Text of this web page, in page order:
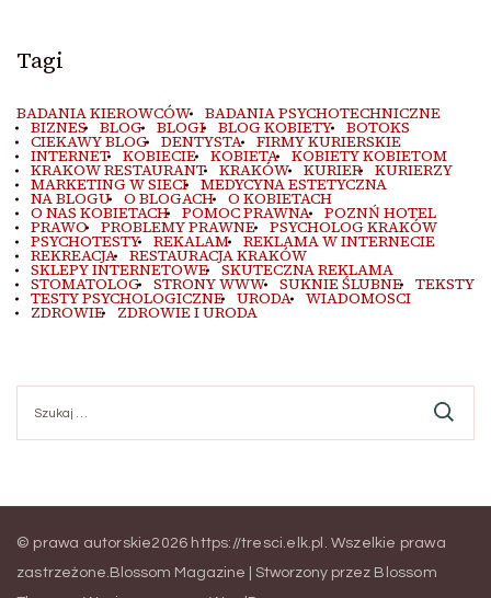
Tagi
BADANIA KIEROWCÓW BADANIA PSYCHOTECHNICZNE
BIZNES BLOG BLOGI BLOG KOBIETY BOTOKS
CIEKAWY BLOG DENTYSTA FIRMY KURIERSKIE
INTERNET KOBIECIE KOBIETA KOBIETY KOBIETOM
KRAKOW RESTAURANT KRAKÓW KURIER KURIERZY
MARKETING W SIECI MEDYCYNA ESTETYCZNA
NA BLOGU O BLOGACH O KOBIETACH
O NAS KOBIETACH POMOC PRAWNA POZNŃ HOTEL
PRAWO PROBLEMY PRAWNE PSYCHOLOG KRAKÓW
PSYCHOTESTY REKALAM REKLAMA W INTERNECIE
REKREACJA RESTAURACJA KRAKÓW
SKLEPY INTERNETOWE SKUTECZNA REKLAMA
STOMATOLOG STRONY WWW SUKNIE ŚLUBNE TEKSTY
TESTY PSYCHOLOGICZNE URODA WIADOMOSCI
ZDROWIE ZDROWIE I URODA
© prawa autorskie2026 https://tresci.elk.pl . Wszelkie prawa
zastrzeżone. Blossom Magazine | Stworzony przez Blossom